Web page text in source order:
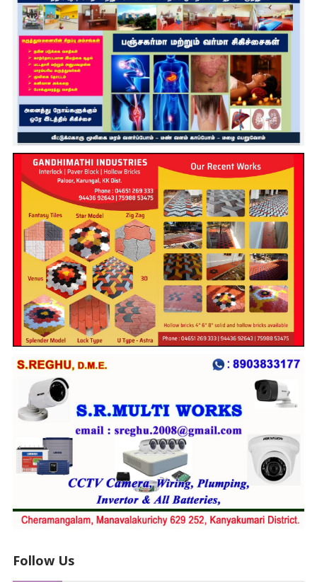
Follow Us